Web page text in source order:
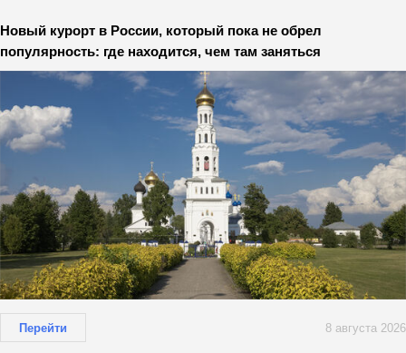
Новый курорт в России, который пока не обрел
популярность: где находится, чем там заняться
Перейти 8 августа 2026